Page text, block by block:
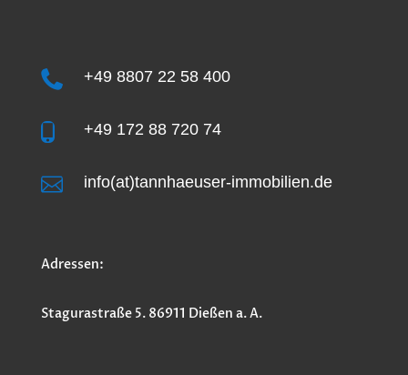
 +49 8807 22 58 400
 +49 172 88 720 74
 info(at)tannhaeuser-immobilien.de
Adressen:
Stagurastraße 5. 86911 Dießen a. A.